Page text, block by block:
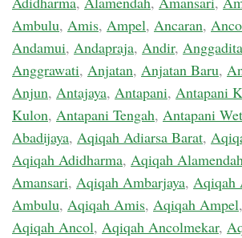
Ambulu, Amis, Ampel, Ancaran,
Andamui, Andapraja, Andir, Anggadita
Anggrawati, Anjatan, Anjatan Baru,
Anjun, Antajaya, Antapani, Antapani
Kulon, Antapani Tengah, Antapani
Abadijaya, Aqiqah Adiarsa Barat,
Aqiqah Adidharma, Aqiqah
Amansari, Aqiqah Ambarjaya, Aqiqah
Ambulu, Aqiqah Amis, Aqiqah Ampel,
Aqiqah Ancol, Aqiqah Ancolmekar,